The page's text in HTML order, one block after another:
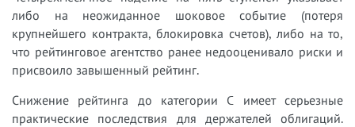
либо на неожиданное шоковое событие (потеря
крупнейшего контракта, блокировка счетов), либо на то,
что рейтинговое агентство ранее недооценивало риски и
присвоило завышенный рейтинг.
Снижение рейтинга до категории C имеет серьезные
практические последствия для держателей облигаций.